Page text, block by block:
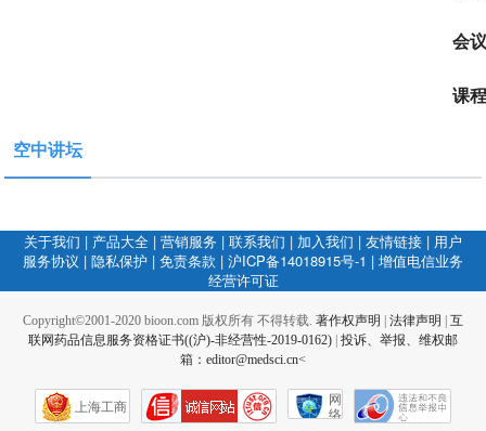
会
课
空中讲坛
关于我们 | 产品大全 | 营销服务 | 联系我们 | 加入我们 | 友情链接 | 用户
服务协议 | 隐私保护 | 免责条款 | 沪ICP备14018915号-1 | 增值电信业务
经营许可证
Copyright©2001-2020 bioon.com 版权所有 不得转载. 著作权声明 法律声明
互
联网药品信息服务资格证书((沪)-非经营性-2019-0162) 投诉、举报、维权邮
箱：editor@medsci.cn<
上海工商
网
络